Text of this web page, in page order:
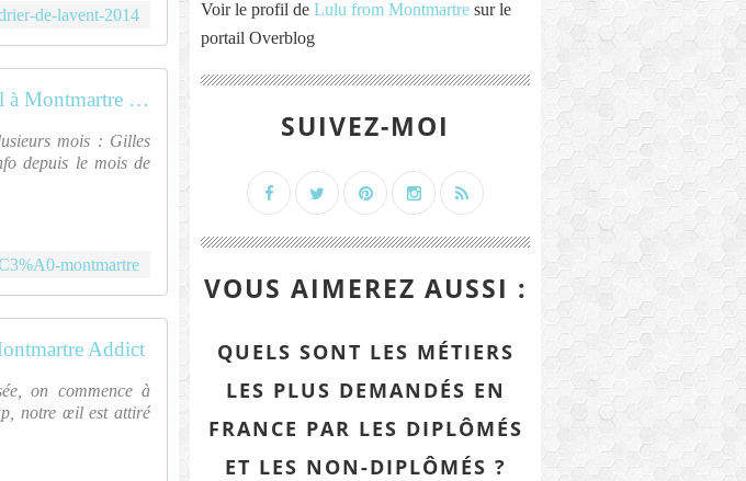
de-lavent-2014
Gilles Marchal à Montmartre | Montmartre Addict
mois : Gilles
depuis le mois de
montmartre
Addict
on commence à
notre œil est attiré
Voir le profil de Lulu from Montmartre sur le
portail Overblog
SUIVEZ-MOI
VOUS AIMEREZ AUSSI :
QUELS SONT LES MÉTIERS
LES PLUS DEMANDÉS EN
FRANCE PAR LES DIPLÔMÉS
ET LES NON-DIPLÔMÉS ?